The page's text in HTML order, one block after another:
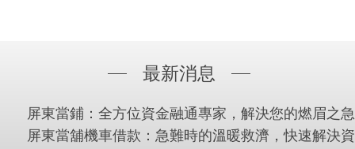
最新消息
屏東當鋪：全方位資金融通專家，解決您的燃眉之急
屏東當舖機車借款：急難時的溫暖救濟，快速解決